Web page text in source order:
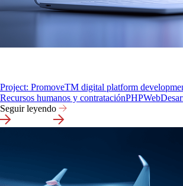
Project: PromoveTM digital platform
Recursos humanos y contrataciónPHPWeb
Seguir leyendo